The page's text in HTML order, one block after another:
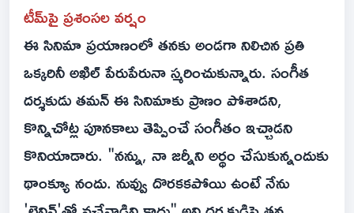
టీమ్‌పై ప్రశంసల వర్షం
ఈ సినిమా ప్రయాణంలో తనకు అండగా నిలిచిన ప్రతి
ఒక్కరినీ అఖిల్ పేరుపేరునా స్మరించుకున్నారు. సంగీత
దర్శకుడు తమన్ ఈ సినిమాకు ప్రాణం పోశాడని,
కొన్నిచోట్ల పూనకాలు తెప్పించే సంగీతం ఇచ్చాడని
కొనియాడారు. "నన్ను, నా జర్నీని అర్థం చేసుకున్నందుకు
థాంక్యూ నందు. నువ్వు దొరకకపోయి ఉంటే నేను